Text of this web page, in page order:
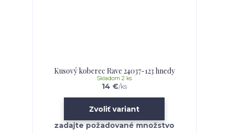
Kusový koberec Rave 24037-123 hnedy
14 €/ks
Skladom 2 ks
Zvoliť variant